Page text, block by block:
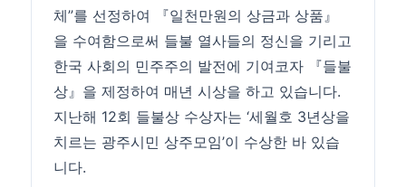
체”를 선정하여 『일천만원의 상금과 상품』
을 수여함으로써 들불 열사들의 정신을 기리고
한국 사회의 민주주의 발전에 기여코자 『들불
상』을 제정하여 매년 시상을 하고 있습니다.
지난해 12회 들불상 수상자는 ‘세월호 3년상을
치르는 광주시민 상주모임’이 수상한 바 있습
니다.